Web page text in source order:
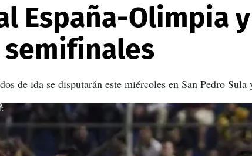
España-Olimpia
semifinales
de ida se disputarán este miércoles en San Pedro Sula